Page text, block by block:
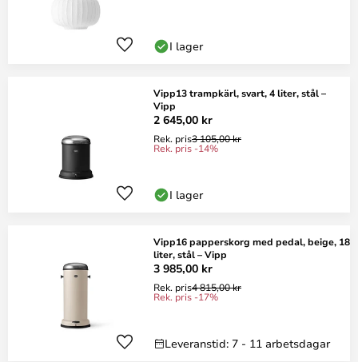
I lager
Vipp13 trampkärl, svart, 4 liter, stål –
Vipp
2 645,00 kr
Rek. pris3 105,00 kr
Rek. pris -14%
I lager
Vipp16 papperskorg med pedal, beige, 18
liter, stål – Vipp
3 985,00 kr
Rek. pris4 815,00 kr
Rek. pris -17%
Leveranstid: 7 - 11 arbetsdagar